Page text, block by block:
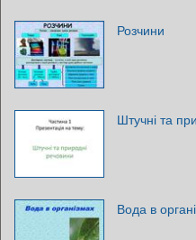
Розчини
Штучні та
Вода в